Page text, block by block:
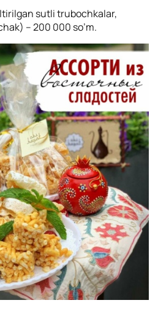
sutli trubochkalar,
– 200 000 so’m.